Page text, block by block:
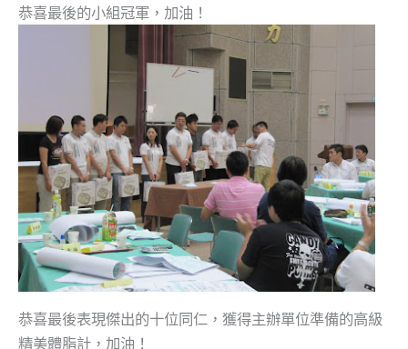
恭喜最後的小組冠軍，加油！
恭喜最後表現傑出的十位同仁，獲得主辦單位準備的高級
精美體脂計，加油！